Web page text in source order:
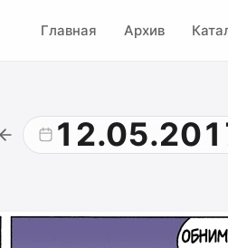
Главная Архив